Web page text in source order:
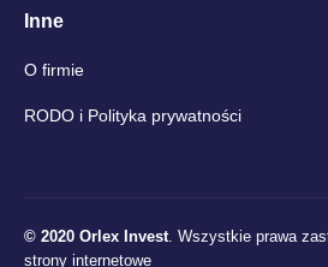
Inne
O firmie
RODO i Polityka prywatności
© 2020 Orlex Invest . Wszystkie prawa
strony internetowe